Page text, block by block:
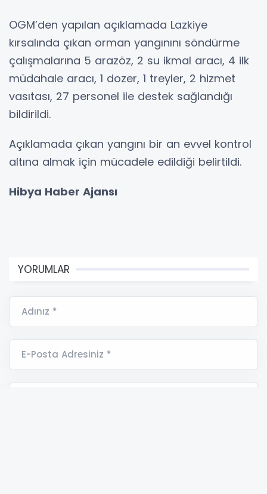
kırsalında çıkan orman yangınını söndürme
bildirildi.
Açıklamada çıkan yangını bir an evvel kontrol
altına almak için mücadele edildiği belirtildi.
Hibya Haber Ajansı